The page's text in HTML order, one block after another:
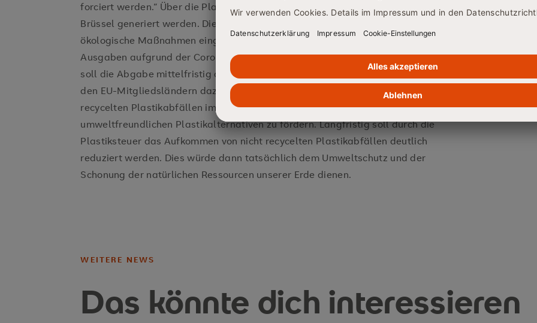
forciert werden.“ Über die Plastiksteuer sollen kurzfristig neue Einnahmen in
Brüssel generiert werden. Diese werden allerdings nicht zweckgebunden für
ökologische Maßnahmen eingesetzt, sondern sollen die höheren EU-
Ausgaben aufgrund der Corona-Krise auffangen. Einen ökologischen Effekt
soll die Abgabe mittelfristig dadurch entfalten, indem die Gesetzgeber in
den EU-Mitgliedsländern dazu motiviert werden, den Anteil an nicht
recycelten Plastikabfällen im Land zu senken und die Nutzung von
umweltfreundlichen Plastikalternativen zu fördern. Langfristig soll durch die
Plastiksteuer das Aufkommen von nicht recycelten Plastikabfällen deutlich
reduziert werden. Dies würde dann tatsächlich dem Umweltschutz und der
Schonung der natürlichen Ressourcen unserer Erde dienen.
WEITERE NEWS
Das könnte dich interessieren